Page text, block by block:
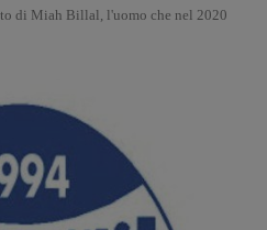
di Miah Billal, l'uomo che nel 2020